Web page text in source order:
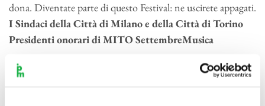
dona. Diventate parte di questo Festival: ne uscirete appagati.
I Sindaci della Città di Milano e della Città di Torino
Presidenti onorari di MITO SettembreMusica
Chi può capire la luna? Che cosa sta dicendo il sole? Suona